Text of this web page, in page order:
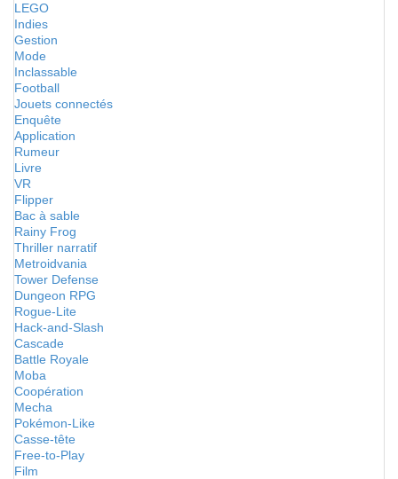
LEGO
Indies
Gestion
Mode
Inclassable
Football
Jouets connectés
Enquête
Application
Rumeur
Livre
VR
Flipper
Bac à sable
Rainy Frog
Thriller narratif
Metroidvania
Tower Defense
Dungeon RPG
Rogue-Lite
Hack-and-Slash
Cascade
Battle Royale
Moba
Coopération
Mecha
Pokémon-Like
Casse-tête
Free-to-Play
Film